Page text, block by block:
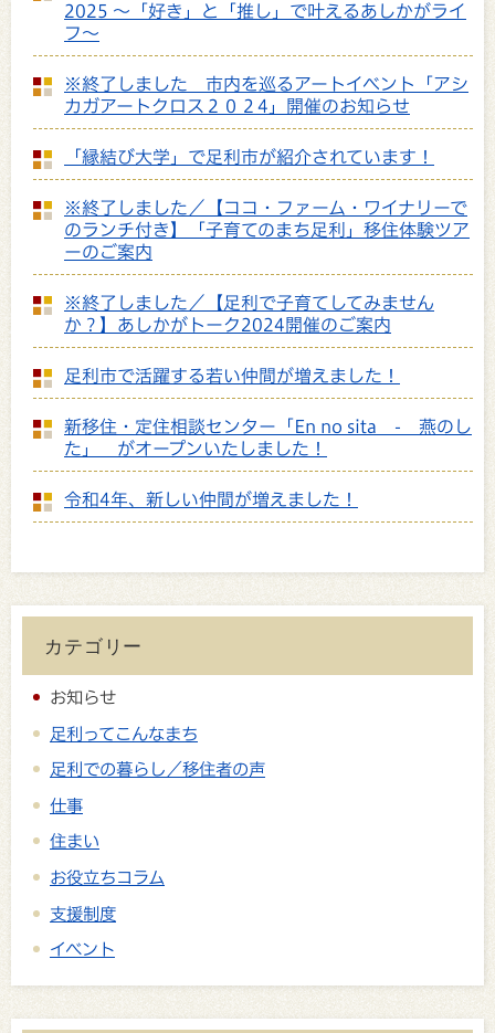
2025 ～「好き」と「推し」で叶えるあしかがライ
フ～
※終了しました 市内を巡るアートイベント「アシ
カガアートクロス２０２4」開催のお知らせ
「縁結び大学」で足利市が紹介されています！
※終了しました／【ココ・ファーム・ワイナリーで
のランチ付き】「子育てのまち足利」移住体験ツア
ーのご案内
※終了しました／【足利で子育てしてみません
か？】あしかがトーク2024開催のご案内
足利市で活躍する若い仲間が増えました！
新移住・定住相談センター「En no sita - 燕のし
た」 がオープンいたしました！
令和4年、新しい仲間が増えました！
カテゴリー
お知らせ
足利ってこんなまち
足利での暮らし／移住者の声
仕事
住まい
お役立ちコラム
支援制度
イベント